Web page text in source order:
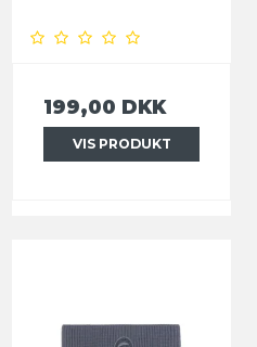
199,00 DKK
VIS PRODUKT